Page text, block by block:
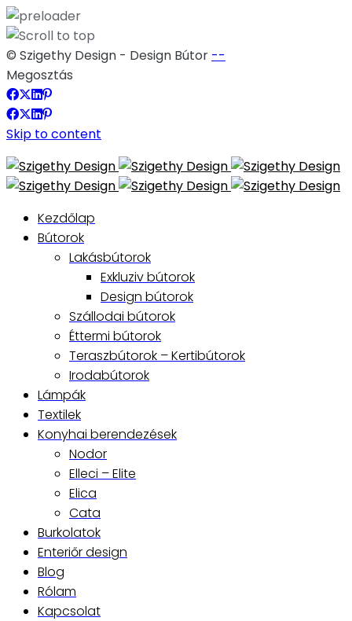
© Szigethy Design - Design Bútor --
Megosztás
Skip to content
Kezdőlap
Bútorok
Lakásbútorok
Exkluziv bútorok
Design bútorok
Szállodai bútorok
Éttermi bútorok
Teraszbútorok – Kertibútorok
Irodabútorok
Lámpák
Textilek
Konyhai berendezések
Nodor
Elleci – Elite
Elica
Cata
Burkolatok
Enteriőr design
Blog
Rólam
Kapcsolat